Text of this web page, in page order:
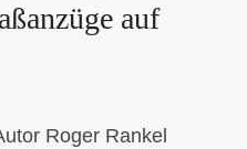
auf
Roger Rankel